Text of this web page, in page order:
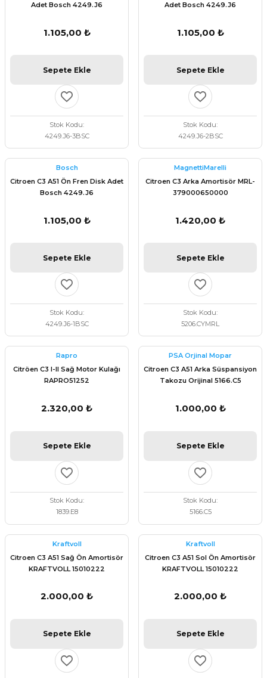
Adet Bosch 4249.J6
1.105,00 ₺
Sepete Ekle
Stok Kodu
4249.J6-3BSC
Adet Bosch 4249.J6
1.105,00 ₺
Sepete Ekle
Stok Kodu
4249.J6-2BSC
Bosch
Citroen C3 A51 Ön Fren Disk Adet
Bosch 4249.J6
1.105,00 ₺
Sepete Ekle
Stok Kodu
4249.J6-1BSC
MagnettiMarelli
Citroen C3 Arka Amortisör MRL-
379000650000
1.420,00 ₺
Sepete Ekle
Stok Kodu
5206.CYMRL
Rapro
Citröen C3 I-II Sağ Motor Kulağı
RAPRO51252
2.320,00 ₺
Sepete Ekle
Stok Kodu
1839.E8
PSA Orjinal Mopar
Citroen C3 A51 Arka Süspansiyon
Takozu Orijinal 5166.C5
1.000,00 ₺
Sepete Ekle
Stok Kodu
5166.C5
Kraftvoll
Citroen C3 A51 Sağ Ön Amortisör
KRAFTVOLL 15010222
2.000,00 ₺
Sepete Ekle
Kraftvoll
Citroen C3 A51 Sol Ön Amortisör
KRAFTVOLL 15010222
2.000,00 ₺
Sepete Ekle